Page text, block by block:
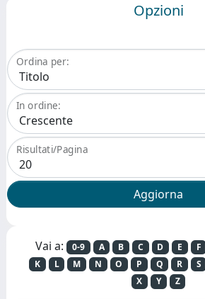
Opzioni
Ordina per:
In ordine:
Risultati/Pagina
Vai a: 0-9 A B C D E F
K
L M N O P Q R S
X
Y Z